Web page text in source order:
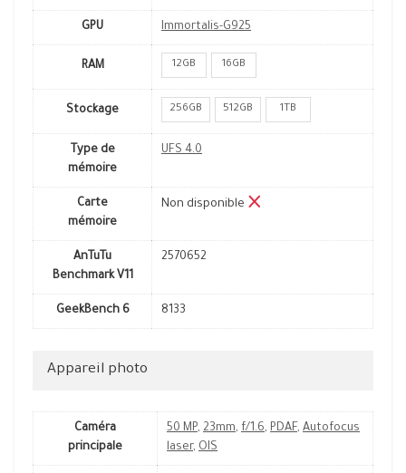
GPU Immortalis-G925
RAM 12GB 16GB
Stockage 256GB 512GB 1TB
Type de
mémoire
UFS 4.0
Carte
mémoire
Non disponible
AnTuTu
Benchmark V11
2570652
GeekBench 6 8133
Appareil photo
Caméra
principale
50 MP, 23mm, f/1.6, PDAF, Autofocus
laser, OIS